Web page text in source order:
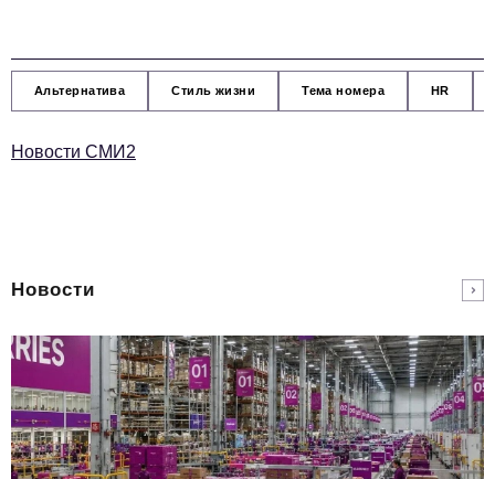
Альтернатива Стиль жизни Тема номера HR
Новости СМИ2
Новости